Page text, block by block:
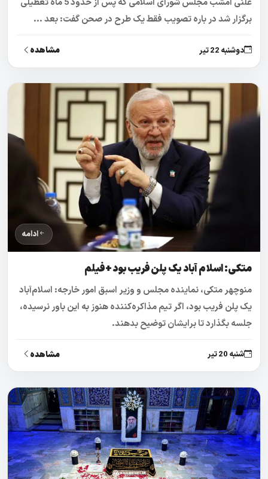
برگزار شد در باره تصویب فقط یک طرح در صحن گفت: بعد ...
دوشنبه 22 تیر مشاهده
ادامه
متکی: اسلام آباد یک پلن فریب بود +فیلم
منوچهر متکی، نماینده مجلس و وزیر اسبق امور خارجه: اسلام‌آباد
یک پلن فریب بود، اگر تیم مذاکره‌کننده هنوز به این باور نرسیده،
جلسه بگذارد تا برایشان توضیح بدهند.
شنبه 20 تیر مشاهده